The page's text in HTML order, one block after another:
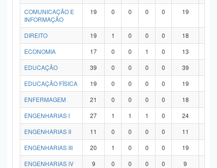
COMUNICAÇÃO E
INFORMAÇÃO
19 0 0 0 0 19
DIREITO 19 1 0 0 0 18
ECONOMIA
17 0 0 1 0 13
EDUCAÇÃO
39 0 0 0 0 39
EDUCAÇÃO FÍSICA
19 0 0 0 0 19
ENFERMAGEM
21 0 0 0 0 18
ENGENHARIAS I
27 1 1 1 0 24
ENGENHARIAS II
11 0 0 0 0 11
ENGENHARIAS III
20 1 0 0 0 19
ENGENHARIAS IV
9 0 0 0 0 9